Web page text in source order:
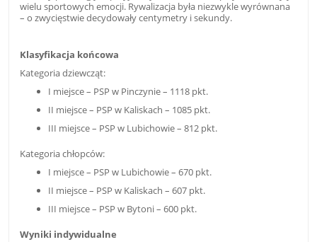
wielu sportowych emocji. Rywalizacja była niezwykle wyrównana
– o zwycięstwie decydowały centymetry i sekundy.
Klasyfikacja końcowa
Kategoria dziewcząt:
I miejsce – PSP w Pinczynie – 1118 pkt.
II miejsce – PSP w Kaliskach – 1085 pkt.
III miejsce – PSP w Lubichowie – 812 pkt.
Kategoria chłopców:
I miejsce – PSP w Lubichowie – 670 pkt.
II miejsce – PSP w Kaliskach – 607 pkt.
III miejsce – PSP w Bytoni – 600 pkt.
Wyniki indywidualne